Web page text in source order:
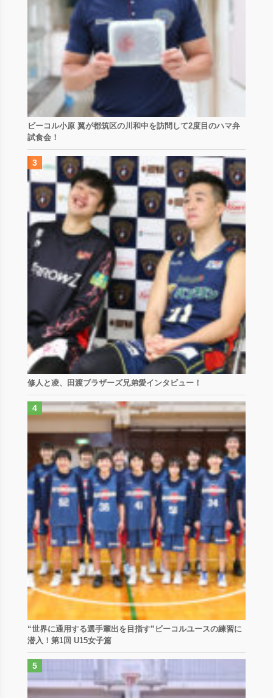
ビーコル小原 翼が都筑区の川和中を訪問して2度目のハマ弁
試食会！
修人と凌、田渡ブラザーズ兄弟愛インタビュー！
“世界に通用する選手輩出を目指す”ビーコルユースの練習に
潜入！第1回 U15女子篇